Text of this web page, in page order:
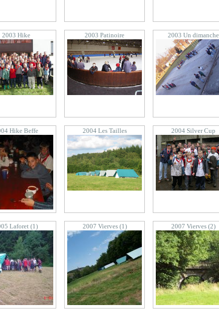
2003 Hike 2003 Patinoire 2003 Un dimanche
Hike Beffe 2004 Les Tailles 2004 Silver Cup
Laforet (1) 2007 Vierves (1) 2007 Vierves (2)